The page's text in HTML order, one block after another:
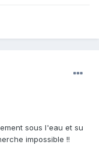
sous l'eau et su
impossible !!